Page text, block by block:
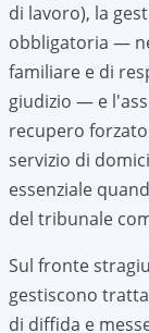
di lavoro), la
obbligatoria —
familiare e di
giudizio — e
recupero
servizio di
essenziale
del tribunale
Sul fronte
gestiscono
di diffida e